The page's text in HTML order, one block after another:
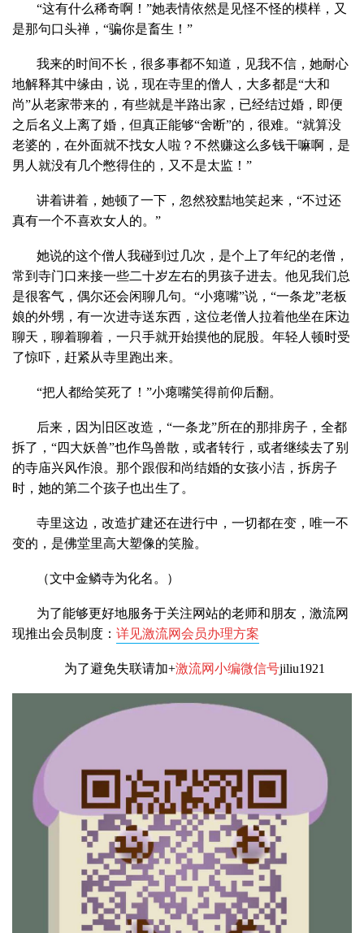
“这有什么稀奇啊！”她表情依然是见怪不怪的模样，又
是那句口头禅，“骗你是畜生！”
我来的时间不长，很多事都不知道，见我不信，她耐心
地解释其中缘由，说，现在寺里的僧人，大多都是“大和
尚”从老家带来的，有些就是半路出家，已经结过婚，即便
之后名义上离了婚，但真正能够“舍断”的，很难。“就算没
老婆的，在外面就不找女人啦？不然赚这么多钱干嘛啊，是
男人就没有几个憋得住的，又不是太监！”
讲着讲着，她顿了一下，忽然狡黠地笑起来，“不过还
真有一个不喜欢女人的。”
她说的这个僧人我碰到过几次，是个上了年纪的老僧，
常到寺门口来接一些二十岁左右的男孩子进去。他见我们总
是很客气，偶尔还会闲聊几句。“小瘪嘴”说，“一条龙”老板
娘的外甥，有一次进寺送东西，这位老僧人拉着他坐在床边
聊天，聊着聊着，一只手就开始摸他的屁股。年轻人顿时受
了惊吓，赶紧从寺里跑出来。
“把人都给笑死了！”小瘪嘴笑得前仰后翻。
后来，因为旧区改造，“一条龙”所在的那排房子，全都
拆了，“四大妖兽”也作鸟兽散，或者转行，或者继续去了别
的寺庙兴风作浪。那个跟假和尚结婚的女孩小洁，拆房子
时，她的第二个孩子也出生了。
寺里这边，改造扩建还在进行中，一切都在变，唯一不
变的，是佛堂里高大塑像的笑脸。
（文中金鳞寺为化名。）
为了能够更好地服务于关注网站的老师和朋友，激流网
现推出会员制度： 详见激流网会员办理方案
为了避免失联请加+激流网小编微信号jiliu1921